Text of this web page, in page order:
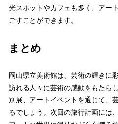
光スポットやカフェも多く、アー
ごすことができます。
まとめ
岡山県立美術館は、芸術の輝きに
訪れる人々に芸術の感動をもたら
別展、アートイベントを通じて、
るでしょう。次回の旅行計画には